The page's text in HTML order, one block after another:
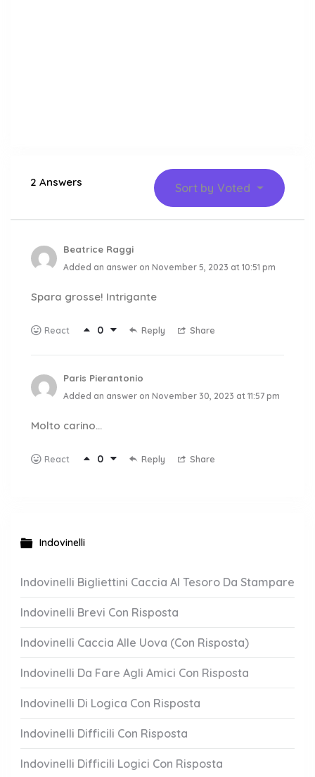
2 Answers Sort by Voted
Beatrice Raggi
Added an answer on November 5, 2023 at 10:51 pm
Spara grosse! Intrigante
React 0 Reply Share
Paris Pierantonio
Added an answer on November 30, 2023 at 11:57 pm
Molto carino…
React 0 Reply Share
Indovinelli
Indovinelli Bigliettini Caccia Al Tesoro Da Stampare
Indovinelli Brevi Con Risposta
Indovinelli Caccia Alle Uova (Con Risposta)
Indovinelli Da Fare Agli Amici Con Risposta
Indovinelli Di Logica Con Risposta
Indovinelli Difficili Con Risposta
Indovinelli Difficili Logici Con Risposta